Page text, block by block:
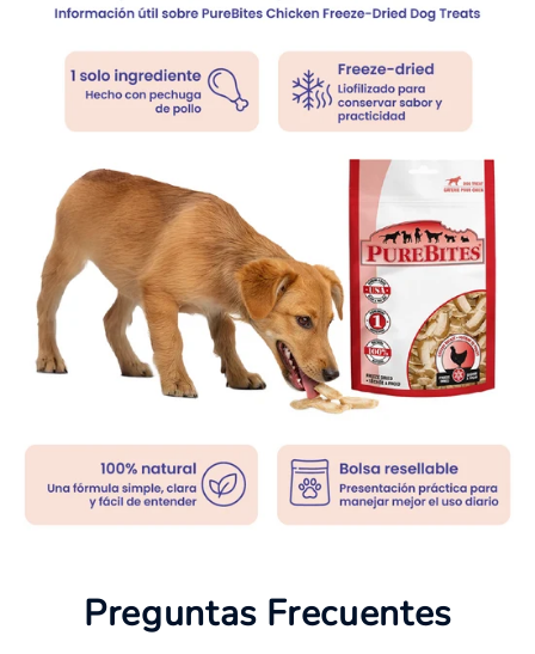
Preguntas Frecuentes